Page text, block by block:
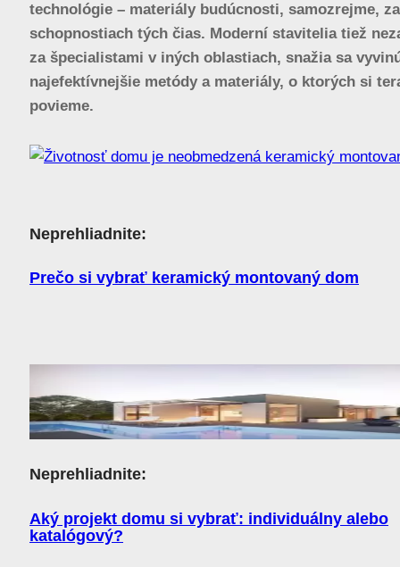
technológie – materiály budúcnosti, samozrejme,
schopnostiach tých čias. Moderní stavitelia tiež
za špecialistami v iných oblastiach, snažia sa
najefektívnejšie metódy a materiály, o ktorých si
povieme.
Neprehliadnite:
Prečo si vybrať keramický montovaný dom
Neprehliadnite:
Aký projekt domu si vybrať: individuálny alebo
katalógový?